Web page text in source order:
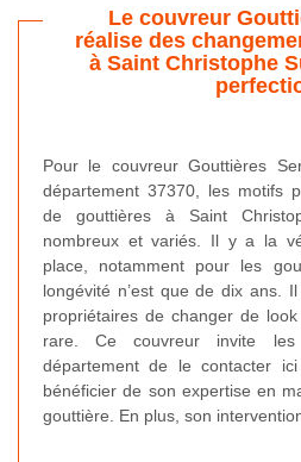
Le couvreur
réalise des
à Saint Christophe
Pour le couvreur Gouttières
département 37370, les motifs
de gouttières à Saint
nombreux et variés. Il y a la
place, notamment pour les
longévité n’est que de dix ans.
propriétaires de changer de
rare. Ce couvreur invite
département de le contacter
bénéficier de son expertise en
gouttière. En plus, son